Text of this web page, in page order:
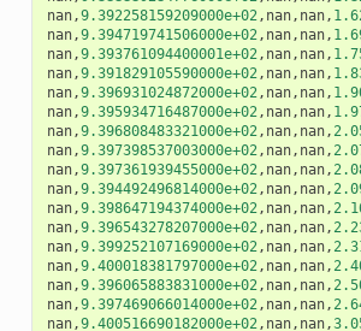
nan,9.392258159209000e+02, nan, nan,
nan,9.394719741506000e+02, nan, nan,
nan,9.393761094400001e+02, nan, nan,
nan,9.391829105590000e+02, nan, nan,
nan,9.396931024872000e+02, nan, nan,
nan,9.395934716487000e+02, nan, nan,
nan,9.396808483321000e+02, nan, nan,
nan,9.397398537003000e+02, nan, nan,
nan,9.397361939455000e+02, nan, nan,
nan,9.394492496814000e+02, nan, nan,
nan,9.398647194374000e+02, nan, nan,
nan,9.396543278207000e+02, nan, nan,
nan,9.399252107169000e+02, nan, nan,
nan,9.400018381797000e+02, nan, nan,
nan,9.396065883831000e+02, nan, nan,
nan,9.397469066014000e+02, nan, nan,
nan,9.400516690182000e+02, nan, nan,